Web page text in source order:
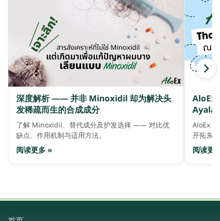
深度解析 —— 并非 Minoxidil 却为解决头
发稀疏而生的合成成分
了解 Minoxidil、替代成分及护发选择 —— 对比优
缺点、作用机制与适用方法。
阅读更多 »
AloEx
Ayala
AloEx
开拓东
阅读更